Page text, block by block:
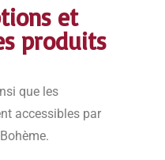
et
produits
que les
accessibles par